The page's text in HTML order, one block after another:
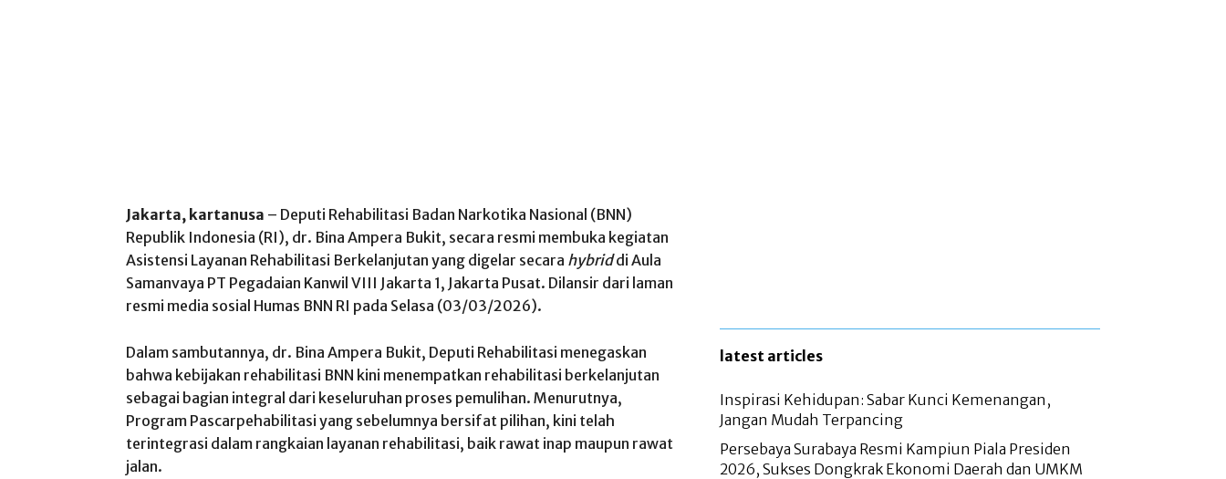
Jakarta, kartanusa – Deputi Rehabilitasi Badan Narkotika Nasional (BNN)
Republik Indonesia (RI), dr. Bina Ampera Bukit, secara resmi membuka kegiatan
Asistensi Layanan Rehabilitasi Berkelanjutan yang digelar secara hybriddi Aula
Samanvaya PT Pegadaian Kanwil VIII Jakarta 1, Jakarta Pusat. Dilansir dari laman
resmi media sosial Humas BNN RI pada Selasa (03/03/2026).
Dalam sambutannya, dr. Bina Ampera Bukit, Deputi Rehabilitasi menegaskan
bahwa kebijakan rehabilitasi BNN kini menempatkan rehabilitasi berkelanjutan
sebagai bagian integral dari keseluruhan proses pemulihan. Menurutnya,
Program Pascarpehabilitasi yang sebelumnya bersifat pilihan, kini telah
terintegrasi dalam rangkaian layanan rehabilitasi, baik rawat inap maupun rawat
jalan.
latest articles
Inspirasi Kehidupan: Sabar Kunci Kemenangan,
Jangan Mudah Terpancing
Persebaya Surabaya Resmi Kampiun Piala Presiden
2026, Sukses Dongkrak Ekonomi Daerah dan UMKM